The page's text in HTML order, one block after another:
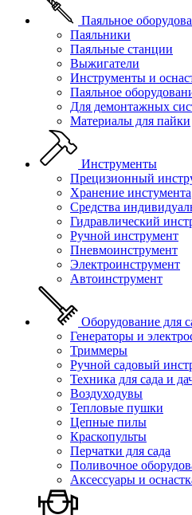
Паяльное
Паяльники
Паяльные станции
Выжигатели
Инструменты и
Паяльное
Для демонтажных
Материалы для пайки
Инструменты
Прецизионный
Хранение инстумента
Средства
Гидравлический
Ручной инструмент
Пневмоинструмент
Электроинструмент
Автоинструмент
Оборудование для
Генераторы и
Триммеры
Ручной садовый
Техника для сада и
Воздуходувы
Тепловые пушки
Цепные пилы
Краскопульты
Перчатки для сада
Поливочное
Аксессуары и